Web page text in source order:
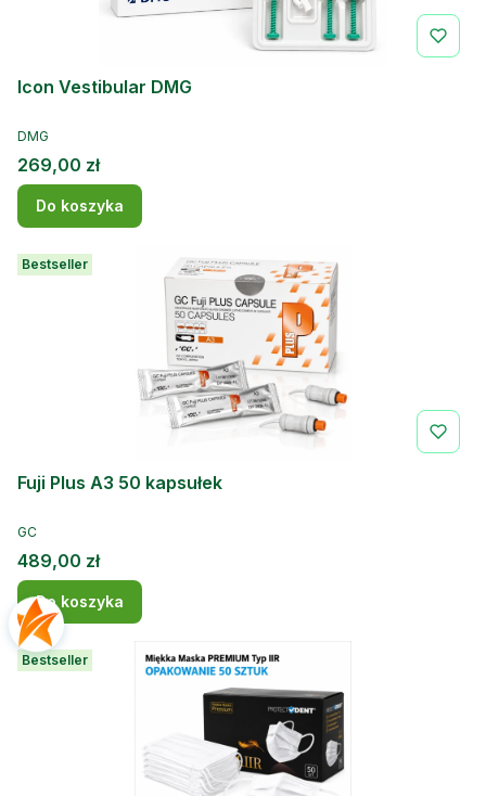
Icon Vestibular DMG
PRODUCENT
DMG
Cena
269,00 zł
Do koszyka
Bestseller
Fuji Plus A3 50 kapsułek
PRODUCENT
GC
Cena
489,00 zł
Do koszyka
Bestseller